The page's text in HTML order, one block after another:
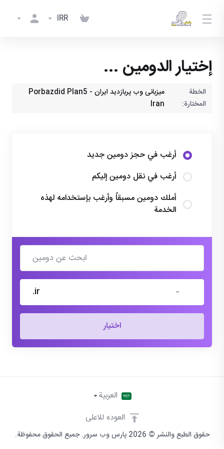
IRR
إختيار الدومين ...
الخطة
المختارة:
میزبانی وب پربازدید ایران - Porbazdid Plan5
Iran
أرغب في حجز دومين جديد
أرغب في نقل دومين إليكم
أملك دومين مسبقاً وأرغب بإستخدامه لهذه
الخدمة
.ir
اختيار
حقوق الطبع والنشر © 2026 پارس وب سرور. جميع الحقوق محفوظة.
العربية
العوده للاعلى